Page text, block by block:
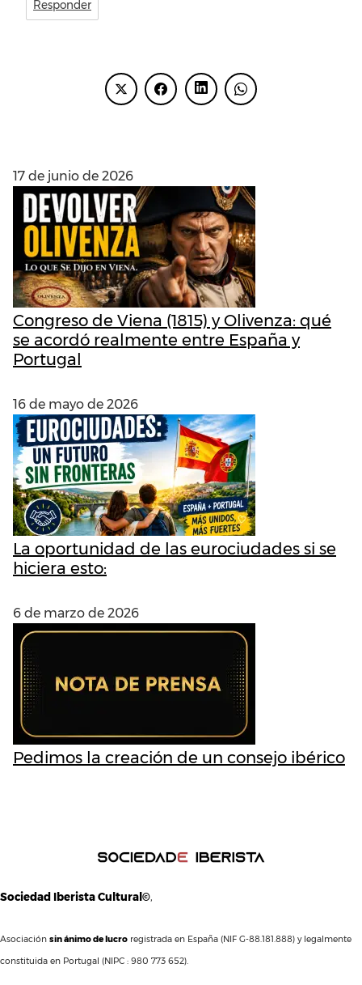
Responder
17 de junio de 2026
Congreso de Viena (1815) y Olivenza: qué
se acordó realmente entre España y
Portugal
16 de mayo de 2026
La oportunidad de las eurociudades si se
hiciera esto:
6 de marzo de 2026
Pedimos la creación de un consejo ibérico
Sociedad Iberista Cultural©,
Asociación sin ánimo de lucro registrada en España (NIF G-88.181.888) y legalmente
constituida en Portugal (NIPC : 980 773 652).